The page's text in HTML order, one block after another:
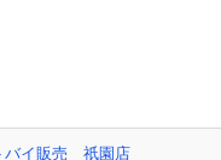
バイ販売 祇園店